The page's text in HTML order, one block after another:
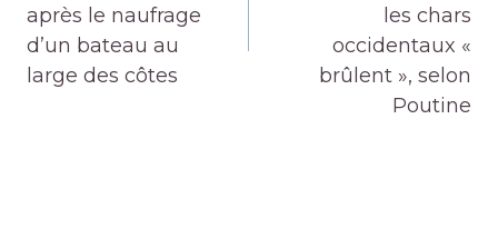
après le naufrage
d’un bateau au
large des côtes
les chars
occidentaux «
brûlent », selon
Poutine